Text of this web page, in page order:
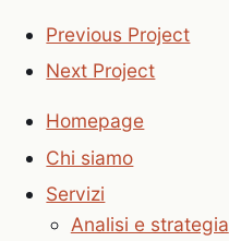
Previous Project
Next Project
Homepage
Chi siamo
Servizi
Analisi e strategia